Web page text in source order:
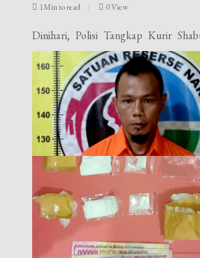
1Min to read 0 View
Dinihari, Polisi Tangkap Kurir